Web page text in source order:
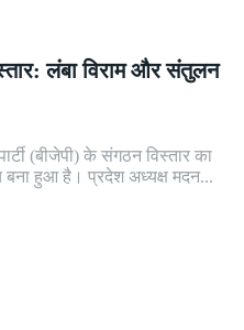
लंबा विराम और संतुलन
(बीजेपी) के संगठन विस्तार का
बना हुआ है। प्रदेश अध्यक्ष मदन...